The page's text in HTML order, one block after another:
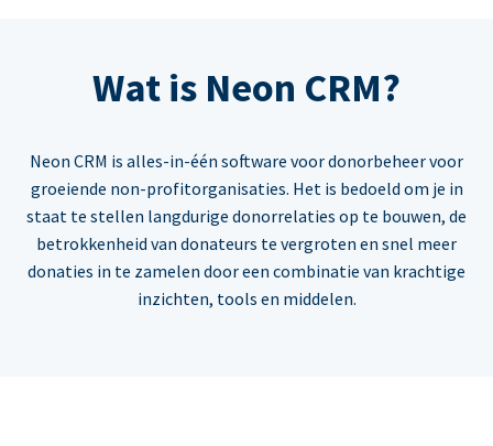
Wat is Neon CRM?
Neon CRM is alles-in-één software voor donorbeheer voor
groeiende non-profitorganisaties. Het is bedoeld om je in
staat te stellen langdurige donorrelaties op te bouwen, de
betrokkenheid van donateurs te vergroten en snel meer
donaties in te zamelen door een combinatie van krachtige
inzichten, tools en middelen.